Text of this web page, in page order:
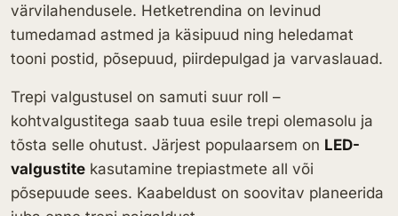
värvilahendusele. Hetketrendina on levinud
tumedamad astmed ja käsipuud ning heledamat
tooni postid, põsepuud, piirdepulgad ja varvaslauad.
Trepi valgustusel on samuti suur roll –
kohtvalgustitega saab tuua esile trepi olemasolu ja
tõsta selle ohutust. Järjest populaarsem on LED-
valgustite kasutamine trepiastmete all või
põsepuude sees. Kaabeldust on soovitav planeerida